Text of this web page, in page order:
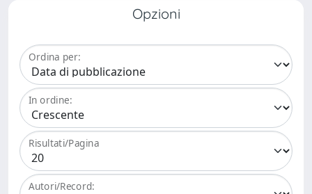
Opzioni
Ordina per:
In ordine:
Risultati/Pagina
Autori/Record: